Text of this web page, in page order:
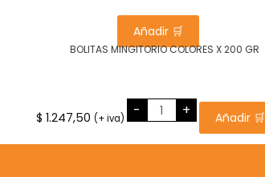
Añadir 🛒
$ 1.247,50 (+ iva) - BOLITAS
MINGITORIO
COLORES
+ Añadir 🛒